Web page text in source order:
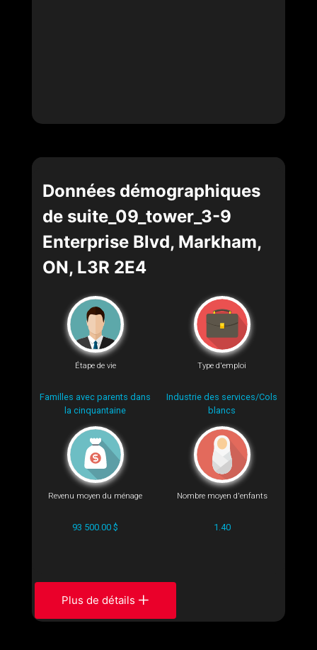
Données démographiques
de suite_09_tower_3-9
Enterprise Blvd, Markham,
ON, L3R 2E4
Étape de vie
Familles avec parents dans
la cinquantaine
Type d'emploi
Industrie des services/Cols
blancs
Revenu moyen du ménage
93 500.00 $
Nombre moyen d'enfants
1.40
Plus de détails